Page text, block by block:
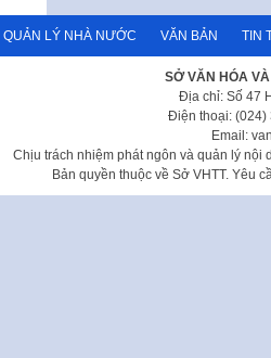
QUẢN LÝ NHÀ NƯỚC VĂN BẢN TIN
SỞ VĂN HÓA
Địa chỉ: Số 47
Điện thoại: (024)
Email:
Chịu trách nhiệm phát ngôn và quản lý nội
Bản quyền thuộc về Sở VHTT. Yêu